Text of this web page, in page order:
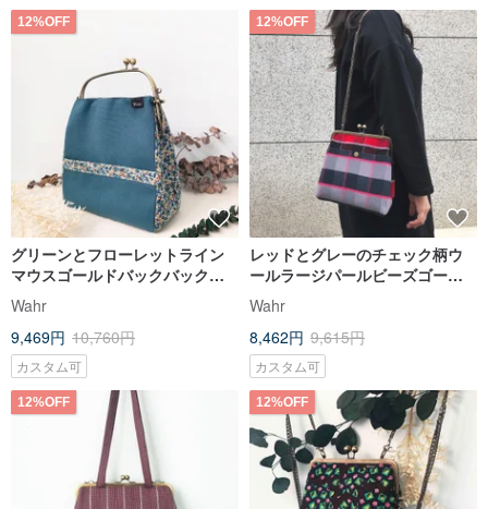
12%OFF
グリーンとフローレットライン
マウスゴールドバックバックパ
ックハンドマウスゴールドショ
ルダーバッグサイドバックパッ
クキャリーバッグ
Wahr
9,469円 10,760円
カスタム可
12%OFF
レッドとグレーのチェック柄ウ
ールラージパールビーズゴール
ドショルダーバッグサイドバッ
クパックキャリーオンバッグ
Wahr
8,462円 9,615円
カスタム可
12%OFF 12%OFF